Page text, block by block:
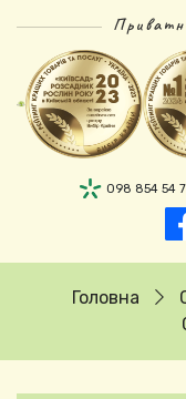
098 854 54
РядокГоловна